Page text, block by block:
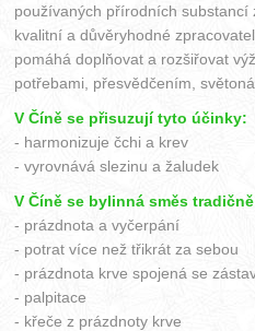
používaných přírodních
kvalitní a důvěryhodné
pomáhá doplňovat a rozšiřovat
potřebami, přesvědčením,
V Číně se přisuzují tyto účinky:
- harmonizuje čchi a krev
- vyrovnává slezinu a žaludek
V Číně se bylinná směs
- prázdnota a vyčerpání
- potrat více než třikrát za sebou
- prázdnota krve spojená se
- palpitace
- křeče z prázdnoty krve